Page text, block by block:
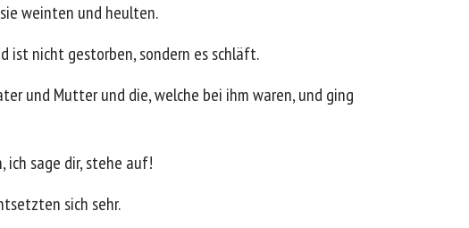
weinten und heulten.
ist nicht gestorben, sondern es schläft.
und Mutter und die, welche bei ihm waren, und ging
ich sage dir, stehe auf!
sich sehr.